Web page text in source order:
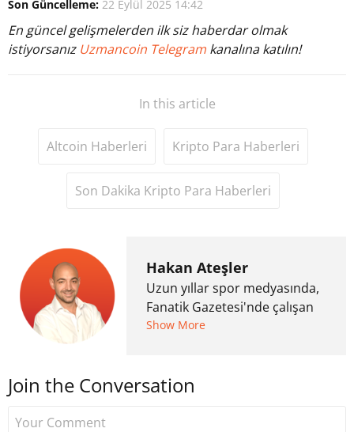
Son Güncelleme: 22 Eylül 2025 14:42
En güncel gelişmelerden ilk siz haberdar olmak
istiyorsanız Uzmancoin Telegram kanalına katılın!
In this article
Altcoin Haberleri Kripto Para Haberleri
Son Dakika Kripto Para Haberleri
Hakan Ateşler
Uzun yıllar spor medyasında,
Fanatik Gazetesi'nde çalışan
Hakan Ateşler, 2020 yılında
Uzmancoin bünyesinde
Show More
Join the Conversation